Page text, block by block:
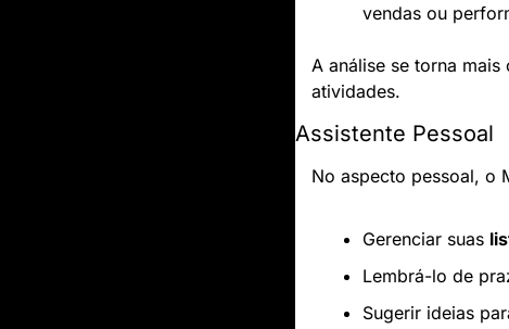
vendas ou
A análise se torna
atividades.
Assistente Pessoal
No aspecto pessoal, o
Gerenciar suas
Lembrá-lo de
Sugerir ideias